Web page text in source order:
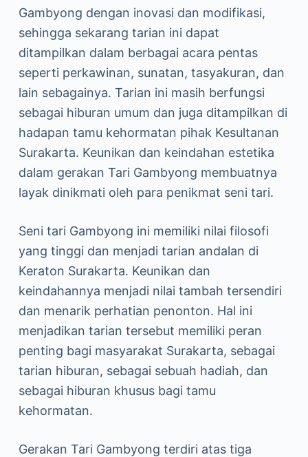
Gambyong dengan inovasi dan modifikasi,
sehingga sekarang tarian ini dapat
ditampilkan dalam berbagai acara pentas
seperti perkawinan, sunatan, tasyakuran, dan
lain sebagainya. Tarian ini masih berfungsi
sebagai hiburan umum dan juga ditampilkan di
hadapan tamu kehormatan pihak Kesultanan
Surakarta. Keunikan dan keindahan estetika
dalam gerakan Tari Gambyong membuatnya
layak dinikmati oleh para penikmat seni tari.
Seni tari Gambyong ini memiliki nilai filosofi
yang tinggi dan menjadi tarian andalan di
Keraton Surakarta. Keunikan dan
keindahannya menjadi nilai tambah tersendiri
dan menarik perhatian penonton. Hal ini
menjadikan tarian tersebut memiliki peran
penting bagi masyarakat Surakarta, sebagai
tarian hiburan, sebagai sebuah hadiah, dan
sebagai hiburan khusus bagi tamu
kehormatan.
Gerakan Tari Gambyong terdiri atas tiga